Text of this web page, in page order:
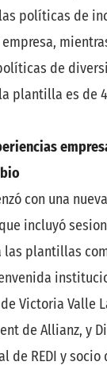
políticas de
de
plantilla es de
con una
incluyó
plantillas
Victoria Valle
de Allianz, y
de REDI y socio